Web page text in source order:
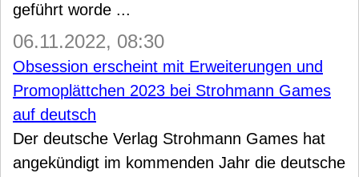
geführt worde ...
06.11.2022, 08:30
Obsession erscheint mit Erweiterungen und
Promoplättchen 2023 bei Strohmann Games
auf deutsch
Der deutsche Verlag Strohmann Games hat
angekündigt im kommenden Jahr die deutsche